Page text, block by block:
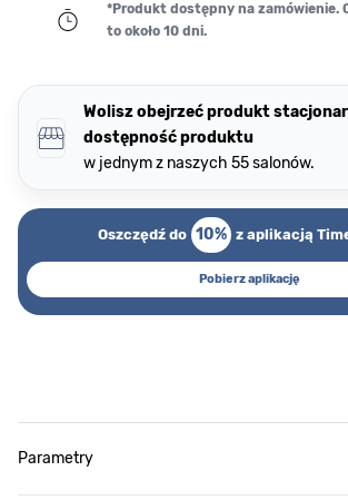
*Produkt dostępny na zamówienie.
to około 10 dni.
Wolisz obejrzeć produkt
dostępność produktu
w jednym z naszych 55 salonów.
Oszczędź do 10% z aplikacją
Pobierz aplikację
Parametry